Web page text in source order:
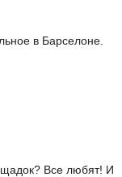
в Барселоне.
Все любят! И